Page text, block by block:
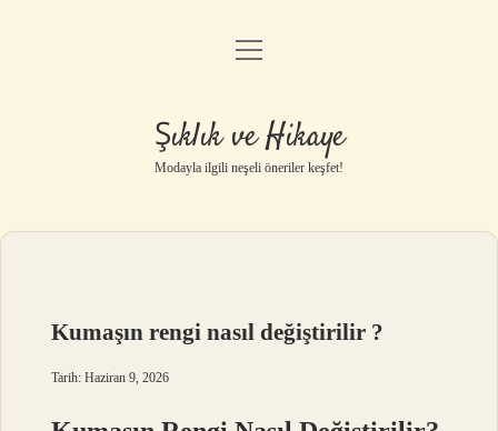
Gizlilik Politikası
Yasal Uyarı
menüyü
Şıklık ve Hikaye
Modayla ilgili neşeli öneriler keşfet!
Kumaşın rengi nasıl değiştirilir ?
Tarih: Haziran 9, 2026